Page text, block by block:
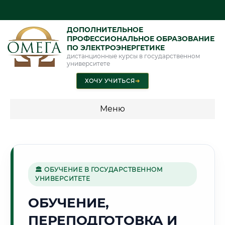
ДОПОЛНИТЕЛЬНОЕ
ПРОФЕССИОНАЛЬНОЕ ОБРАЗОВАНИЕ
ПО ЭЛЕКТРОЭНЕРГЕТИКЕ
дистанционные курсы в государственном
университете
ХОЧУ УЧИТЬСЯ➜
Меню
🚀
Г. КАЛУГА
🏛 ОБУЧЕНИЕ В ГОСУДАРСТВЕННОМ
УНИВЕРСИТЕТЕ
ОБУЧЕНИЕ,
ПЕРЕПОДГОТОВКА И